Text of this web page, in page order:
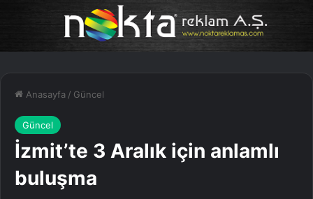
Anasayfa / Güncel
Güncel
İzmit’te 3 Aralık için anlamlı
buluşma